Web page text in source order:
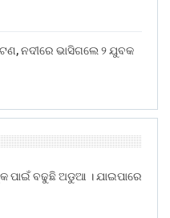
ନଦୀରେ ଭାସିଗଲେ ୨ ଯୁବକ
ପାଇଁ ବଢୁଛି ଅଡୁଆ । ଯାଇପାରେ